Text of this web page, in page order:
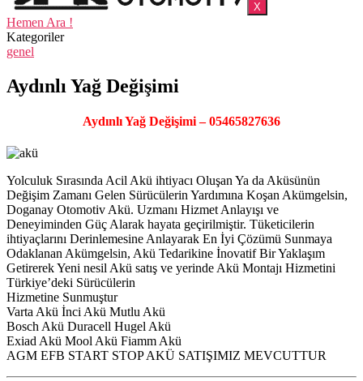
X
Hemen Ara !
Kategoriler
genel
Aydınlı Yağ Değişimi
Aydınlı Yağ Değişimi – 05465827636
Yolculuk Sırasında Acil Akü ihtiyacı Oluşan Ya da Aküsünün
Değişim Zamanı Gelen Sürücülerin Yardımına Koşan Akümgelsin,
Doganay Otomotiv Akü. Uzmanı Hizmet Anlayışı ve
Deneyiminden Güç Alarak hayata geçirilmiştir. Tüketicilerin
ihtiyaçlarını Derinlemesine Anlayarak En İyi Çözümü Sunmaya
Odaklanan Akümgelsin, Akü Tedarikine İnovatif Bir Yaklaşım
Getirerek Yeni nesil Akü satış ve yerinde Akü Montajı Hizmetini
Türkiye’deki Sürücülerin
Hizmetine Sunmuştur
Varta Akü İnci Akü Mutlu Akü
Bosch Akü Duracell Hugel Akü
Exiad Akü Mool Akü Fiamm Akü
AGM EFB START STOP AKÜ SATIŞIMIZ MEVCUTTUR